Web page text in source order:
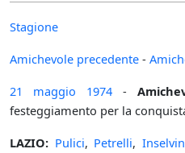
Stagione
Amichevole precedente -
21 maggio
1974 -
festeggiamento per la
LAZIO: Pulici, Petrelli,